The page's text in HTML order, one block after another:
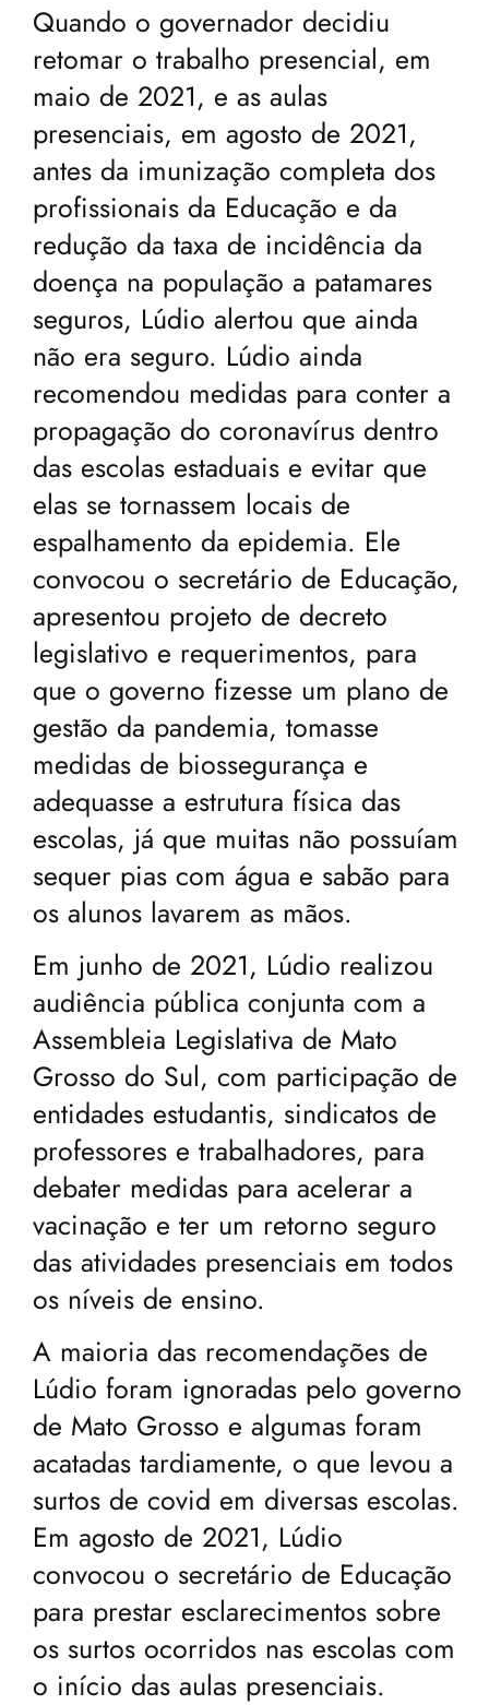
Quando o governador decidiu
retomar o trabalho presencial, em
maio de 2021, e as aulas
presenciais, em agosto de 2021,
antes da imunização completa dos
profissionais da Educação e da
redução da taxa de incidência da
doença na população a patamares
seguros, Lúdio alertou que ainda
não era seguro. Lúdio ainda
recomendou medidas para conter a
propagação do coronavírus dentro
das escolas estaduais e evitar que
elas se tornassem locais de
espalhamento da epidemia. Ele
convocou o secretário de Educação,
apresentou projeto de decreto
legislativo e requerimentos, para
que o governo fizesse um plano de
gestão da pandemia, tomasse
medidas de biossegurança e
adequasse a estrutura física das
escolas, já que muitas não possuíam
sequer pias com água e sabão para
os alunos lavarem as mãos.
Em junho de 2021, Lúdio realizou
audiência pública conjunta com a
Assembleia Legislativa de Mato
Grosso do Sul, com participação de
entidades estudantis, sindicatos de
professores e trabalhadores, para
debater medidas para acelerar a
vacinação e ter um retorno seguro
das atividades presenciais em todos
os níveis de ensino.
A maioria das recomendações de
Lúdio foram ignoradas pelo governo
de Mato Grosso e algumas foram
acatadas tardiamente, o que levou a
surtos de covid em diversas escolas.
Em agosto de 2021, Lúdio
convocou o secretário de Educação
para prestar esclarecimentos sobre
os surtos ocorridos nas escolas com
o início das aulas presenciais.